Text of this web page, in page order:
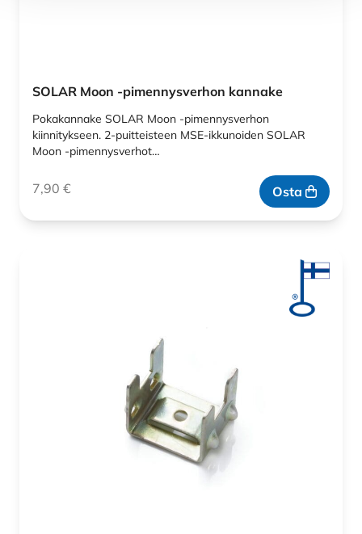
SOLAR Moon -pimennysverhon kannake
Pokakannake SOLAR Moon -pimennysverhon
kiinnitykseen. 2-puitteisteen MSE-ikkunoiden SOLAR
Moon -pimennysverhot…
7,90 € Osta